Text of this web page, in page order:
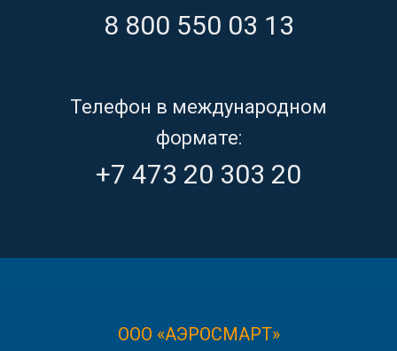
8 800 550 03 13
Телефон в международном
формате:
+7 473 20 303 20
ООО «АЭРОСМАРТ»